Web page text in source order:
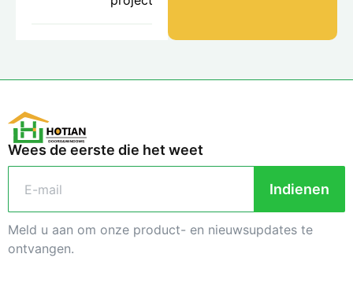
Wees de eerste die het weet
Indienen
Meld u aan om onze product- en nieuwsupdates te
ontvangen.